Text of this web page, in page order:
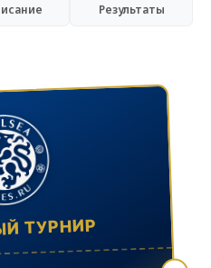
Результаты
ТУРНИР